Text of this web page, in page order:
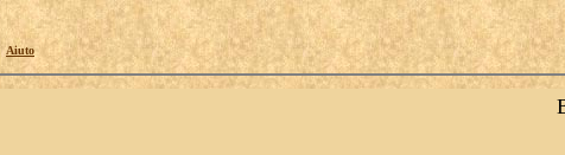
Aiuto